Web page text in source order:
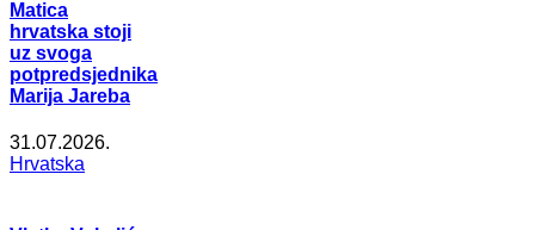
Matica
hrvatska stoji
uz svoga
potpredsjednika
Marija Jareba
31.07.2026.
Hrvatska